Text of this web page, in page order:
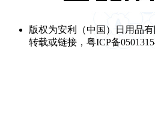
版权为安利（中国）日用品
转载或链接，粤ICP备